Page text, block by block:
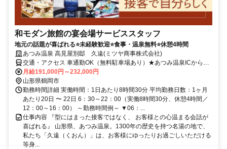
和モダン旅館の宴会場サービススタッフ
地元の話題が喜ばれる⭐未経験歓迎⭐食事・温泉無料⭐休憩4時間
あつみ温泉 高見屋別邸 久遠(ミツヤ商事株式会社)
交通・アクセス 車通勤OK（無料駐車場あり）★あつみ温泉ICから車
で5分
月給191,000円～232,000円
山形県鶴岡市
勤務時間詳細 実働時間：1日あたり8時間30分 平均勤務日数：1ヶ月
あたり20日 〜 22日 6：30～22：00（実働8時間30分、休憩4時間／
12：00～16：00） ～勤務時間例～ ▼06：...
仕事内容 『型にはまった接客ではなく、 お客様との心温まる会話が
喜ばれる』 山形県、あつみ温泉。1300年の歴史を持つ名湯の地で、
私たち「久遠（くおん）」は、お客様にゆったりお過ごしいただける
等身...